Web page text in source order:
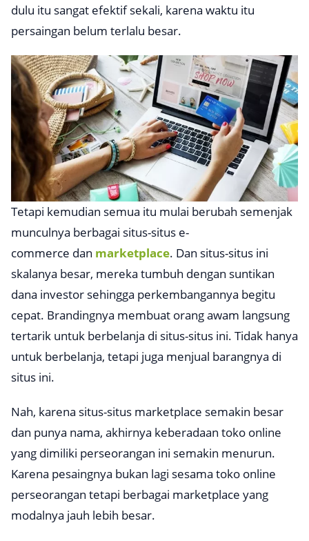
dulu itu sangat efektif sekali, karena waktu itu
persaingan belum terlalu besar.
Tetapi kemudian semua itu mulai berubah semenjak
munculnya berbagai situs-situs e-
commerce dan marketplace. Dan situs-situs ini
skalanya besar, mereka tumbuh dengan suntikan
dana investor sehingga perkembangannya begitu
cepat. Brandingnya membuat orang awam langsung
tertarik untuk berbelanja di situs-situs ini. Tidak hanya
untuk berbelanja, tetapi juga menjual barangnya di
situs ini.
Nah, karena situs-situs marketplace semakin besar
dan punya nama, akhirnya keberadaan toko online
yang dimiliki perseorangan ini semakin menurun.
Karena pesaingnya bukan lagi sesama toko online
perseorangan tetapi berbagai marketplace yang
modalnya jauh lebih besar.